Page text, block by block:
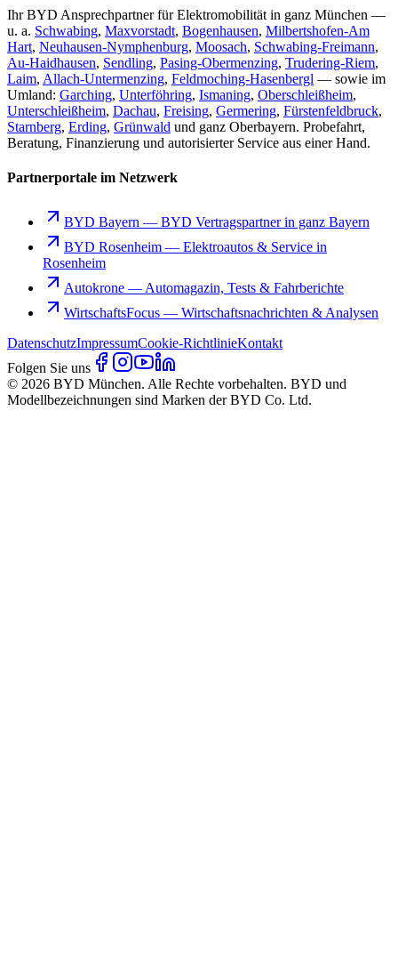
Ihr BYD Ansprechpartner für Elektromobilität in ganz München —
u. a. Schwabing, Maxvorstadt, Bogenhausen, Milbertshofen-Am
Hart, Neuhausen-Nymphenburg, Moosach, Schwabing-Freimann,
Au-Haidhausen, Sendling, Pasing-Obermenzing, Trudering-Riem,
Laim, Allach-Untermenzing, Feldmoching-Hasenbergl — sowie im
Umland: Garching, Unterföhring, Ismaning, Oberschleißheim,
Unterschleißheim, Dachau, Freising, Germering, Fürstenfeldbruck,
Starnberg, Erding, Grünwald und ganz Oberbayern. Probefahrt,
Beratung, Finanzierung und autorisierter Service aus einer Hand.
Partnerportale im Netzwerk
BYD Bayern — BYD Vertragspartner in ganz Bayern
BYD Rosenheim — Elektroautos & Service in
Rosenheim
Autokrone — Automagazin, Tests & Fahrberichte
WirtschaftsFocus — Wirtschaftsnachrichten & Analysen
DatenschutzImpressumCookie-RichtlinieKontakt
Folgen Sie uns
© 2026 BYD München. Alle Rechte vorbehalten. BYD und
Modellbezeichnungen sind Marken der BYD Co. Ltd.